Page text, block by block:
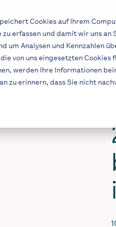
Cookies auf Ihrem
zu erfassen und damit wir uns
um Analysen und Kennzahlen
von uns eingesetzten Cookies
werden Ihre Informationen
zu erinnern, dass Sie nicht